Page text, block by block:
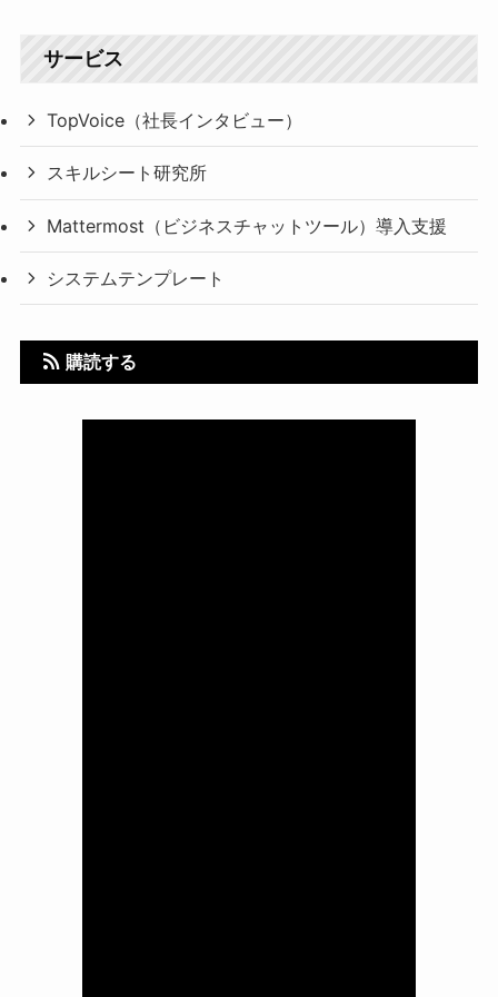
サービス
TopVoice（社長インタビュー）
スキルシート研究所
Mattermost（ビジネスチャットツール）導入支援
システムテンプレート
購読する